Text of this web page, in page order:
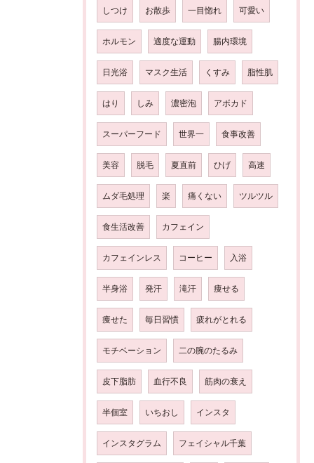
しつけ お散歩 一目惚れ 可愛い
ホルモン 適度な運動 腸内環境
日光浴 マスク生活 くすみ 脂性肌
はり しみ 濃密泡 アボカド
スーパーフード 世界一 食事改善
美容 脱毛 夏直前 ひげ 高速
ムダ毛処理 楽 痛くない ツルツル
食生活改善 カフェイン
カフェインレス コーヒー 入浴
半身浴 発汗 滝汗 痩せる
痩せた 毎日習慣 疲れがとれる
モチベーション 二の腕のたるみ
皮下脂肪 血行不良 筋肉の衰え
半個室 いちおし インスタ
インスタグラム フェイシャル千葉